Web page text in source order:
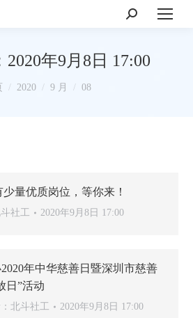
搜
2020年9月8日 17:00
这里：
2020 9 月 08
量优质岗位，等你来！
社工 2020年9月8日 17:00
年中华慈善日暨深圳市慈善
日”活动
北斗社工 2020年9月8日 17:00